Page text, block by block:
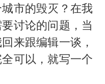
市的毁灭？在我
讨论的问题，当
来跟编辑一谈，
可以，就写一个